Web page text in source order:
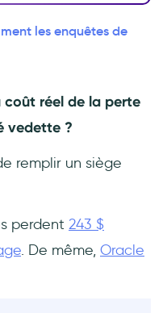
potentiels au sein de
de fidélisation des
des clients
sur des
par l'entreprise
positifs pour
les enquêtes de
réel de la perte
vedette ?
remplir un siège
perdent 243 $
. De même, Oracle